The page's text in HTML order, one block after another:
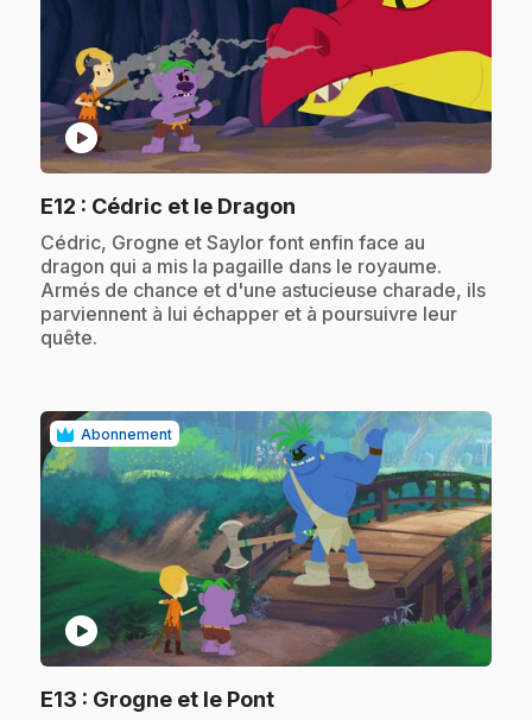
play_circle
E12 : Cédric et le Dragon
.Cédric, Grogne et Saylor font enfin face au
dragon qui a mis la pagaille dans le royaume.
Armés de chance et d'une astucieuse charade, ils
parviennent à lui échapper et à poursuivre leur
quête.
Abonnement
play_circle
E13 : Grogne et le Pont.